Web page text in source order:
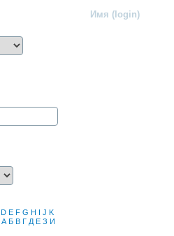
D E F G H J K
А Б В Г Д Е З И
Имя (login)